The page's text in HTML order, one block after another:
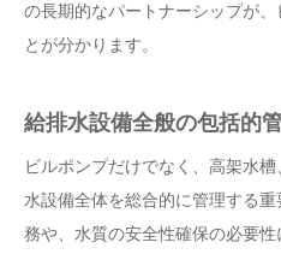
の長期的なパートナーシップが
とが分かります。
給排水設備全般の包括的
ビルポンプだけでなく、高架水
水設備全体を総合的に管理する
務や、水質の安全性確保の必要性